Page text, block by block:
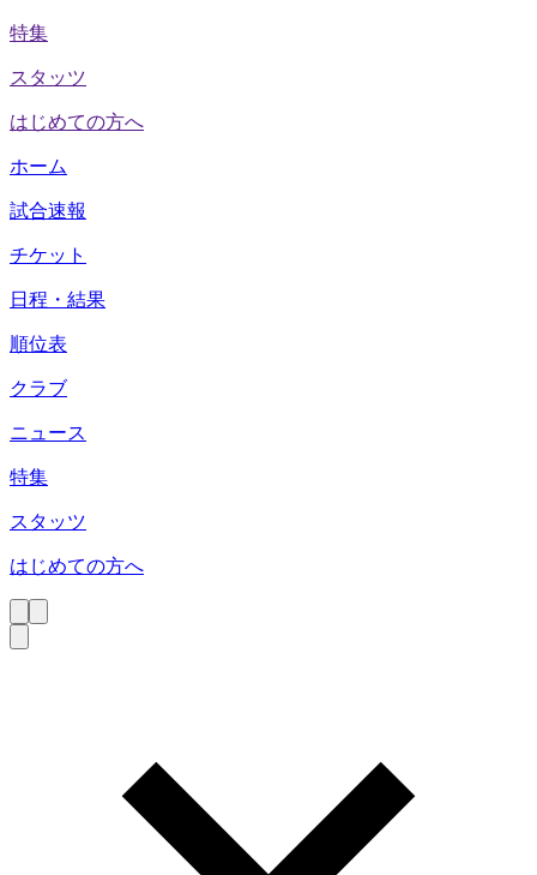
特集
スタッツ
はじめての方へ
ホーム
試合速報
チケット
日程・結果
順位表
クラブ
ニュース
特集
スタッツ
はじめての方へ